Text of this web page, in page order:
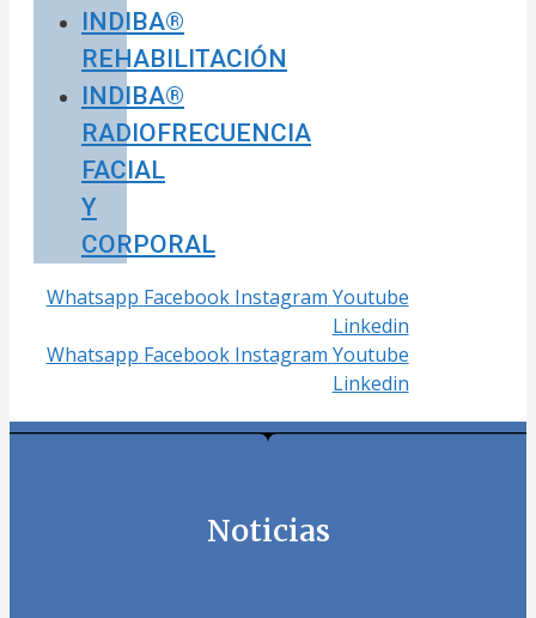
INDIBA®
REHABILITACIÓN
INDIBA®
RADIOFRECUENCIA
FACIAL
Y
CORPORAL
Whatsapp Facebook Instagram Youtube
Linkedin
Whatsapp Facebook Instagram Youtube
Linkedin
Noticias